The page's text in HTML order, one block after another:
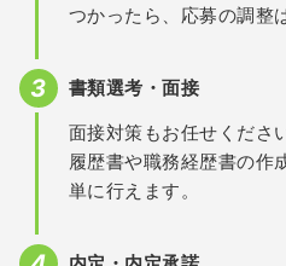
つかったら、応募の調整
書類選考・面接
面接対策もお任せくださ
履歴書や職務経歴書の作
単に行えます。